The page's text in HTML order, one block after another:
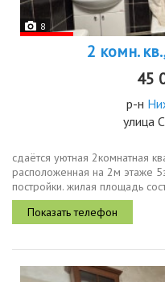
8
2 комн.
45
р-н
улица
сдаётся уютная 2комнатная
расположенная на 2м этаже
постройки. жилая площадь
достаточно пространства
потолки...